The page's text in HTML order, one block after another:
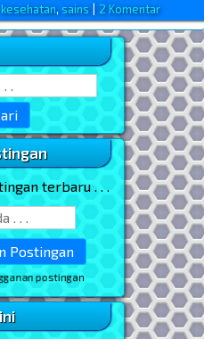
kesehatan,sains | 2 Komentar
terbaru . . .
postingan